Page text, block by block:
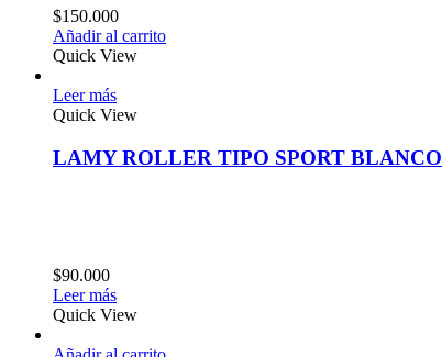
$150.000
Añadir al carrito
Quick View
Leer más
Quick View
LAMY ROLLER TIPO SPORT BLANCO
$90.000
Leer más
Quick View